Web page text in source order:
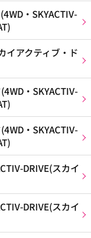
・SKYACTIV-
イアクティブ・ド
・SKYACTIV-
・SKYACTIV-
DRIVE(スカイ
DRIVE(スカイ